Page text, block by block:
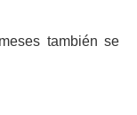
también se